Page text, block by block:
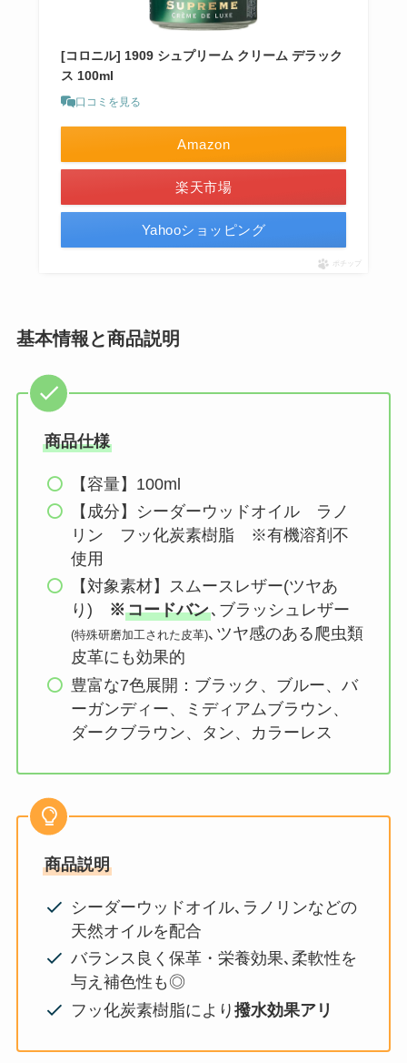
[コロニル] 1909 シュプリーム クリーム デラック
ス 100ml
口コミを見る
Amazon
楽天市場
Yahooショッピング
ポチップ
基本情報と商品説明
商品仕様
【容量】100ml
【成分】シーダーウッドオイル ラノ
リン フッ化炭素樹脂 ※有機溶剤不
使用
【対象素材】スムースレザー(ツヤあ
り) ※コードバン､ブラッシュレザー
(特殊研磨加工された皮革)､ツヤ感のある爬虫類
皮革にも効果的
豊富な7色展開：ブラック、ブルー、バ
ーガンディー、ミディアムブラウン、
ダークブラウン、タン、カラーレス
商品説明
シーダーウッドオイル､ラノリンなどの
天然オイルを配合
バランス良く保革・栄養効果､柔軟性を
与え補色性も◎
フッ化炭素樹脂により撥水効果アリ